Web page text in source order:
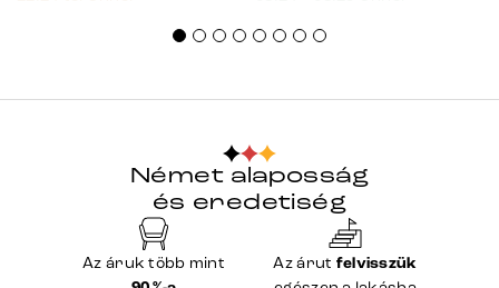
Német alaposság
és eredetiség
Az áruk több mint Az árut felvisszük